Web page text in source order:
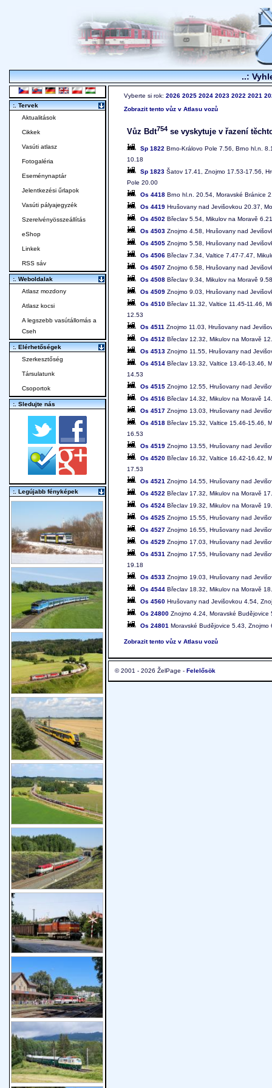
..:
Vyberte si rok: 2026 2025 2024 2023 2022 2021
Zobrazit tento vůz v Atlasu vozů
Vůz Bdt754 se vyskytuje v řazení
Sp 1822 Brno-Královo Pole 7.56, Brno hl.n.
10.18
Sp 1823 Šatov 17.41, Znojmo 17.53-17.56,
Pole 20.00
Os 4418 Brno hl.n. 20.54, Moravské Bránice
Os 4419 Hrušovany nad Jevišovkou 20.37,
Os 4502 Břeclav 5.54, Mikulov na Moravě
Os 4503 Znojmo 4.58, Hrušovany nad
Os 4505 Znojmo 5.58, Hrušovany nad
Os 4506 Břeclav 7.34, Valtice 7.47-7.47,
Os 4507 Znojmo 6.58, Hrušovany nad
Os 4508 Břeclav 9.34, Mikulov na Moravě
Os 4509 Znojmo 9.03, Hrušovany nad
Os 4510 Břeclav 11.32, Valtice 11.45-11.46,
12.53
Os 4511 Znojmo 11.03, Hrušovany nad
Os 4512 Břeclav 12.32, Mikulov na Moravě
Os 4513 Znojmo 11.55, Hrušovany nad
Os 4514 Břeclav 13.32, Valtice 13.46-13.46,
14.53
Os 4515 Znojmo 12.55, Hrušovany nad
Os 4516 Břeclav 14.32, Mikulov na Moravě
Os 4517 Znojmo 13.03, Hrušovany nad
Os 4518 Břeclav 15.32, Valtice 15.46-15.46,
16.53
Os 4519 Znojmo 13.55, Hrušovany nad
Os 4520 Břeclav 16.32, Valtice 16.42-16.42,
17.53
Os 4521 Znojmo 14.55, Hrušovany nad
Os 4522 Břeclav 17.32, Mikulov na Moravě
Os 4524 Břeclav 19.32, Mikulov na Moravě
Os 4525 Znojmo 15.55, Hrušovany nad
Os 4527 Znojmo 16.55, Hrušovany nad
Os 4529 Znojmo 17.03, Hrušovany nad
Os 4531 Znojmo 17.55, Hrušovany nad
19.18
Os 4533 Znojmo 19.03, Hrušovany nad
Os 4544 Břeclav 18.32, Mikulov na Moravě
Os 4560 Hrušovany nad Jevišovkou 4.54,
Os 24800 Znojmo 4.24, Moravské Budějovice
Os 24801 Moravské Budějovice 5.43, Znojmo
Zobrazit tento vůz v Atlasu vozů
© 2001 - 2026 ŽelPage - Felelősök
:. Tervek
Aktualitások
Cikkek
Vasúti atlasz
Fotogaléria
Eseménynaptár
Jelentkezési űrlapok
Vasúti pályajegyzék
Szerelvényösszeállítás
eShop
Linkek
RSS sáv
:. Weboldalak
Atlasz mozdony
Atlasz kocsi
A legszebb vasútállomás a
Cseh
:. Elérhetőségek
Szerkesztőség
Társulatunk
Csoportok
:. Sledujte nás
:. Legújabb fényképek